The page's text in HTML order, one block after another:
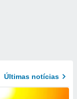
Últimas notícias